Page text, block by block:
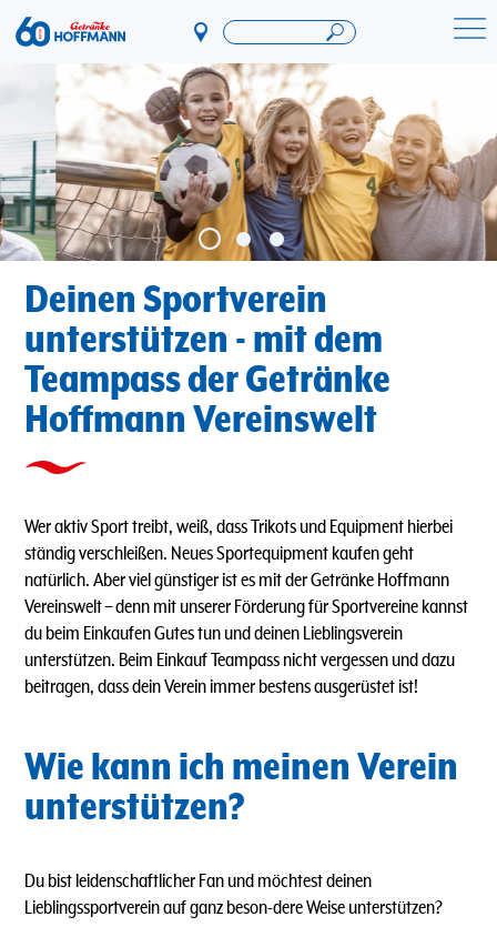
Direkt
zum
Startseite Getränke Hoffmann
Deinen Sportverein
unterstützen - mit dem
Teampass der Getränke
Hoffmann Vereinswelt
Wer aktiv Sport treibt, weiß, dass Trikots und Equipment hierbei
ständig verschleißen. Neues Sportequipment kaufen geht
natürlich. Aber viel günstiger ist es mit der Getränke Hoffmann
Vereinswelt – denn mit unserer Förderung für Sportvereine kannst
du beim Einkaufen Gutes tun und deinen Lieblingsverein
unterstützen. Beim Einkauf Teampass nicht vergessen und dazu
beitragen, dass dein Verein immer bestens ausgerüstet ist!
Wie kann ich meinen Verein
unterstützen?
Du bist leidenschaftlicher Fan und möchtest deinen
Lieblingssportverein auf ganz beson-dere Weise unterstützen?